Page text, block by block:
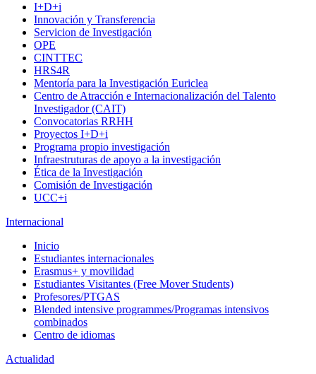
I+D+i
Innovación y Transferencia
Servicion de Investigación
OPE
CINTTEC
HRS4R
Mentoría para la Investigación Euriclea
Centro de Atracción e Internacionalización del Talento
Investigador (CAIT)
Convocatorias RRHH
Proyectos I+D+i
Programa propio investigación
Infraestruturas de apoyo a la investigación
Ética de la Investigación
Comisión de Investigación
UCC+i
Internacional
Inicio
Estudiantes internacionales
Erasmus+ y movilidad
Estudiantes Visitantes (Free Mover Students)
Profesores/PTGAS
Blended intensive programmes/Programas intensivos
combinados
Centro de idiomas
Actualidad